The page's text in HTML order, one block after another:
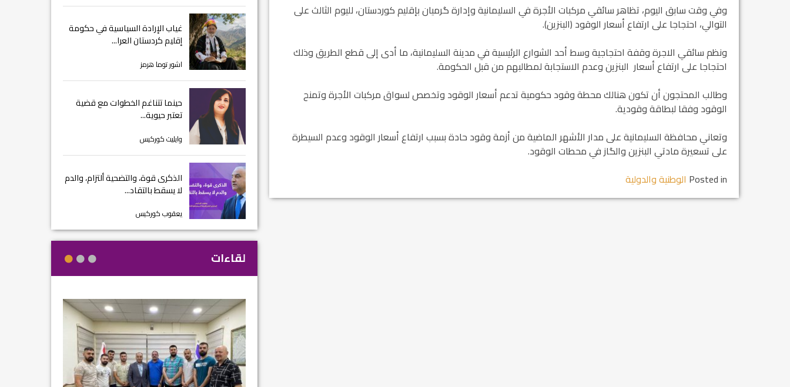
وفي وقت سابق اليوم، تظاهر سائقي مركبات الأجرة في السليمانية وإدارة گرميان بإقليم كوردستان، لليوم الثالث على
التوالي، احتجاجا على ارتفاع أسعار الوقود (البنزين).
ونظم سائقي الاجرة وقفة احتجاجية وسط أحد الشوارع الرئيسية في مدينة السليمانية، ما أدى إلى قطع الطريق وذلك
احتجاجا على ارتفاع أسعار البنزين وعدم الاستجابة لمطالبهم من قبل الحكومة.
وطالب المحتجون أن تكون هنالك محطة وقود حكومية تدعم أسعار الوقود وتخصص لسواق مركبات الأجرة وتمنح
الوقود وفقا لبطاقة وقودية.
وتعاني محافظة السليمانية على مدار الأشهر الماضية من أزمة وقود حادة بسبب ارتفاع أسعار الوقود وعدم السيطرة
على تسعيرة مادتي البنزين والگاز في محطات الوقود.
Posted in الوطنية والدولية
غياب الإرادة السياسية في حكومة
إقليم كردستان العرا...
اشور توما هرمز
حينما تتناغم الخطوات مع قضية
تعتبر حيوية...
وايليت كوركيس
الذكرى قوة، والتضحية ألتزام، والدم
لا يسقط بالتقاد...
يعقوب كوركيس
لقاءات